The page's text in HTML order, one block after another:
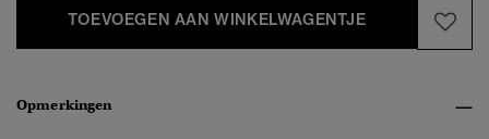
TOEVOEGEN AAN WINKELWAGENTJE
Opmerkingen